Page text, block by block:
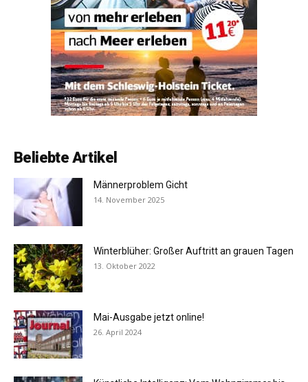
Beliebte Artikel
Männerproblem Gicht
14. November 2025
Winterblüher: Großer Auftritt an grauen Tagen
13. Oktober 2022
Mai-Ausgabe jetzt online!
26. April 2024